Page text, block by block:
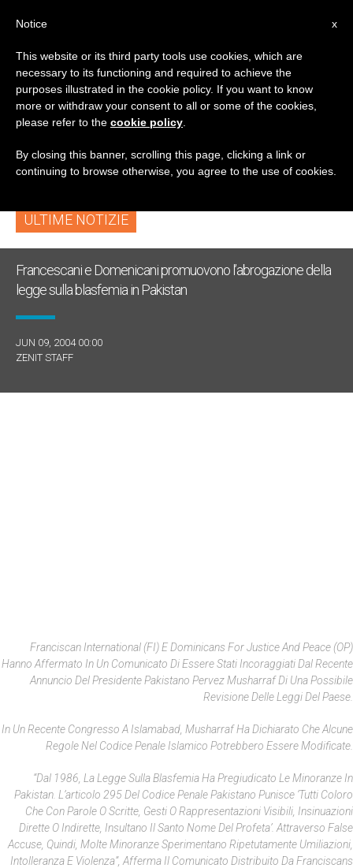
TAG
Posts Tagged
‘congresso Diocesano’
ULTIME NOTIZIE
Francescani e Domenicani promuovono l’abrogazione della
legge sulla blasfemia in Pakistan
JUN 09, 2004 00:00
ZENIT STAFF
Franciscan International (FI) E Dominicans For Justice And Peace (OP)
Hanno Affermato In Un Comunicato Di Essere Stati Incoraggiati Dal Recente
Annuncio Del Presidente Pakistano Pervez Musharraf Di Una Possibile
Revisione Delle Leggi Del Paese.
In Un Recente Congresso A Islamabad, Musharraf Ha Dichiarato Che Alcune
Regole Nel Codice Penale Islamico Potrebbero Essere Modificate.
“Dal 1986, La Legge Sulla Blasfemia Ha Pregiudicato Le Minoranze In
Pakistan. L’articolo 295 Del Codice Penale Pakistano Punisce ‘tutti Coloro
Che Con Parole O Scritte, Gesti O Rappresentazioni Visibili, Insinuazioni
Dirette O Indirette, Insultano Il Santo Nome Del Profeta’. Attraverso False
Accuse, Quindi, Molte Minoranze Sperimentano Ripetutamente Umiliazioni,
Intolleranza E Violenza”, Afferma Il Comunicato Distribuito Da Franciscans
x
Notice
This website or its third party tools use cookies, which are
necessary to its functioning and required to achieve the
purposes illustrated in the cookie policy. If you want to know
more or withdraw your consent to all or some of the cookies,
please refer to the cookie policy
By closing this banner, scrolling this page, clicking a link or
continuing to browse otherwise, you agree to the use of cookies.